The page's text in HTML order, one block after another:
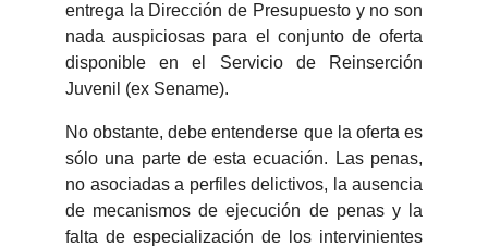
entrega la Dirección de Presupuesto y no son
nada auspiciosas para el conjunto de oferta
disponible en el Servicio de Reinserción
Juvenil (ex Sename).
No obstante, debe entenderse que la oferta es
sólo una parte de esta ecuación. Las penas,
no asociadas a perfiles delictivos, la ausencia
de mecanismos de ejecución de penas y la
falta de especialización de los intervinientes